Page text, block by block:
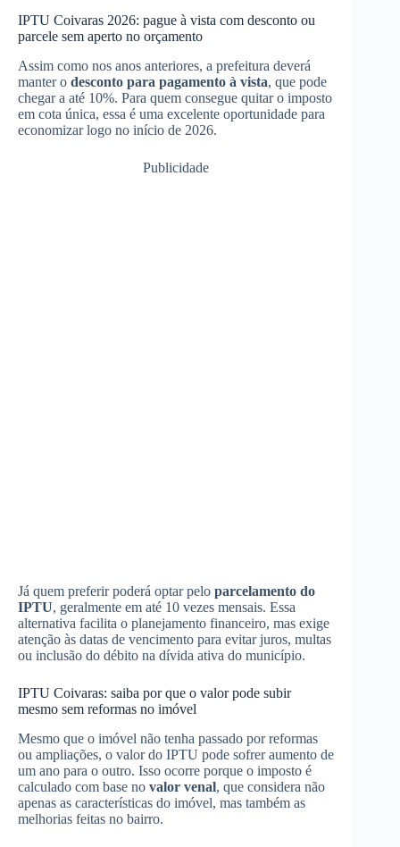
IPTU Coivaras 2026: pague à vista com desconto ou
parcele sem aperto no orçamento
Assim como nos anos anteriores, a prefeitura deverá
manter o desconto para pagamento à vista, que pode
chegar a até 10%. Para quem consegue quitar o imposto
em cota única, essa é uma excelente oportunidade para
economizar logo no início de 2026.
Publicidade
Já quem preferir poderá optar pelo parcelamento do
IPTU, geralmente em até 10 vezes mensais. Essa
alternativa facilita o planejamento financeiro, mas exige
atenção às datas de vencimento para evitar juros, multas
ou inclusão do débito na dívida ativa do município.
IPTU Coivaras: saiba por que o valor pode subir
mesmo sem reformas no imóvel
Mesmo que o imóvel não tenha passado por reformas
ou ampliações, o valor do IPTU pode sofrer aumento de
um ano para o outro. Isso ocorre porque o imposto é
calculado com base no valor venal, que considera não
apenas as características do imóvel, mas também as
melhorias feitas no bairro.